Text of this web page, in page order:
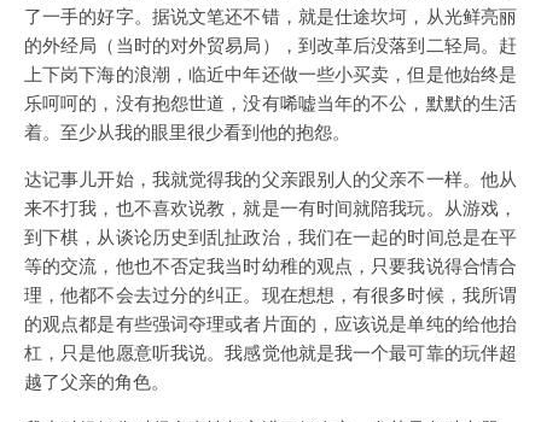
了一手的好字。据说文笔还不错，就是仕途坎坷，从光鲜亮丽
的外经局（当时的对外贸易局），到改革后没落到二轻局。赶
上下岗下海的浪潮，临近中年还做一些小买卖，但是他始终是
乐呵呵的，没有抱怨世道，没有唏嘘当年的不公，默默的生活
着。至少从我的眼里很少看到他的抱怨。
达记事儿开始，我就觉得我的父亲跟别人的父亲不一样。他从
来不打我，也不喜欢说教，就是一有时间就陪我玩。从游戏，
到下棋，从谈论历史到乱扯政治，我们在一起的时间总是在平
等的交流，他也不否定我当时幼稚的观点，只要我说得合情合
理，他都不会去过分的纠正。现在想想，有很多时候，我所谓
的观点都是有些强词夺理或者片面的，应该说是单纯的给他抬
杠，只是他愿意听我说。我感觉他就是我一个最可靠的玩伴超
越了父亲的角色。